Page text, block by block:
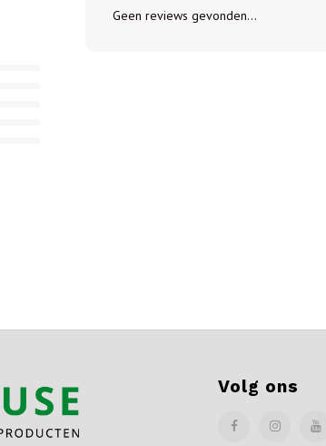
Geen reviews gevonden...
Volg ons